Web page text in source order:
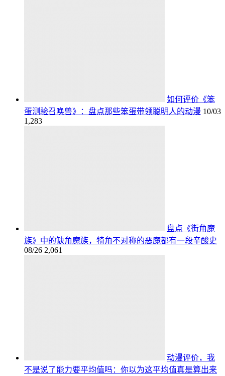
如何评价《笨
蛋测验召唤兽》：盘点那些笨蛋带领聪明人的动漫 10/03
1,283
盘点《街角魔
族》中的缺角魔族，犄角不对称的恶魔都有一段辛酸史
08/26 2,061
动漫评价，我
不是说了能力要平均值吗：你以为这平均值真是算出来